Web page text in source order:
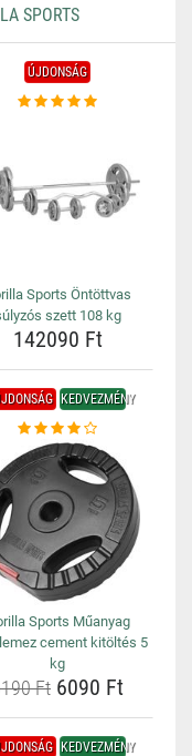
SPORTS
ÚJDONSÁG
Sports Öntöttvas
szett 108 kg
142090 Ft
KEDVEZMÉNY
Sports Műanyag
cement kitöltés 5
kg
Ft 6090 Ft
KEDVEZMÉNY